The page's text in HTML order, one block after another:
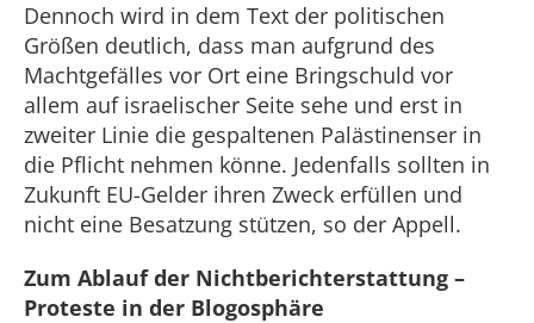
Dennoch wird in dem Text der politischen
Größen deutlich, dass man aufgrund des
Machtgefälles vor Ort eine Bringschuld vor
allem auf israelischer Seite sehe und erst in
zweiter Linie die gespaltenen Palästinenser in
die Pflicht nehmen könne. Jedenfalls sollten in
Zukunft EU-Gelder ihren Zweck erfüllen und
nicht eine Besatzung stützen, so der Appell.
Zum Ablauf der Nichtberichterstattung –
Proteste in der Blogosphäre